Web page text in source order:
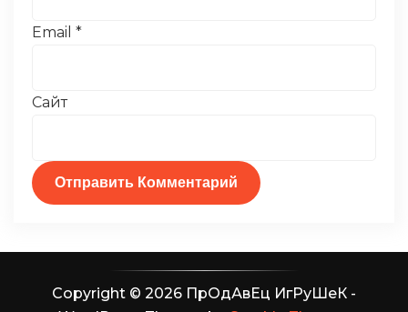
Email *
Сайт
Copyright © 2026 ПрОдАвЕц ИгРуШеК -